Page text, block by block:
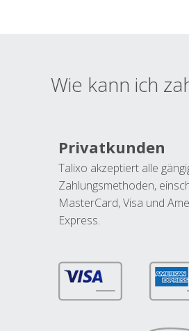
Wie kann ich
Privatkunden
Talixo akzeptiert alle
Zahlungsmethoden,
MasterCard, Visa und
Express.